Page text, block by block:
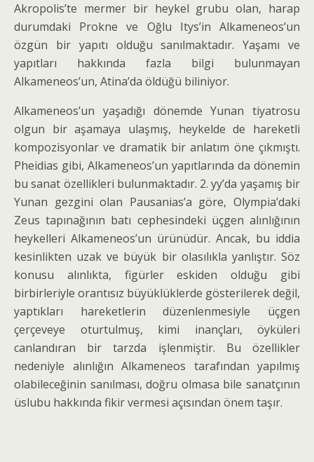
Akropolis’te mermer bir heykel grubu olan, harap
durumdaki Prokne ve Oğlu Itys’in Alkameneos’un
özgün bir yapıtı olduğu sanılmaktadır. Yaşamı ve
yapıtları hakkında fazla bilgi bulunmayan
Alkameneos’un, Atina’da öldüğü biliniyor.
Alkameneos’un yaşadığı dönemde Yunan tiyat­rosu
olgun bir aşamaya ulaşmış, heykelde de hareketli
kompozisyonlar ve dramatik bir anlatım öne çıkmıştı.
Pheidias gibi, Alkameneos’un yapıtlarında da döne­min
bu sanat özellikleri bulunmaktadır. 2. yy’da yaşamış bir
Yunan gezgini olan Pausanias’a göre, Olympia’daki
Zeus tapınağının batı cephesindeki üçgen alınlığının
heykelleri Alkameneos’un ürünü­dür. Ancak, bu iddia
kesinlikten uzak ve büyük bir olasılıkla yanlıştır. Söz
konusu alınlıkta, figürler eski­den olduğu gibi
birbirleriyle orantısız büyüklüklerde gösterilerek değil,
yaptıkları hareketlerin düzenlenme­siyle üçgen
çerçeveye oturtulmuş, kimi inançları, öyküleri
canlandıran bir tarzda işlenmiştir. Bu özel­likler
nedeniyle alınlığın Alkameneos tarafından ya­pılmış
olabileceğinin sanılması, doğru olmasa bile sanatçının
üslubu hakkında fikir vermesi açısından önem taşır.